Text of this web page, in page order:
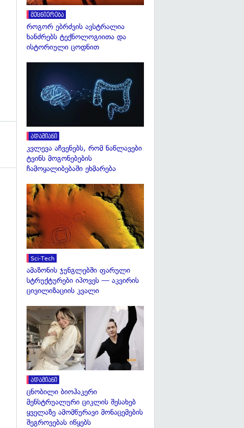
მეცნიერება
როგორ ებრძვის ავსტრალია
ხანძრებს ტექნოლოგიითა და
ისტორიული ცოდნით
ადამიანი
კვლევა აჩვენებს, რომ ნაწლავები
ტვინს მოგონებების
ჩამოყალიბებაში ეხმარება
Sci-Tech
ამაზონის ჯუნგლებში ფარული
სტრუქტურები იპოვეს — აკვირის
ცივილიზაციის კვალი
ადამიანი
ცნობილი ბიოჰაკერი
მენსტრუალური ციკლის შესახებ
ყველაზე ამომწურავი მონაცემების
შეგროვებას იწყებს